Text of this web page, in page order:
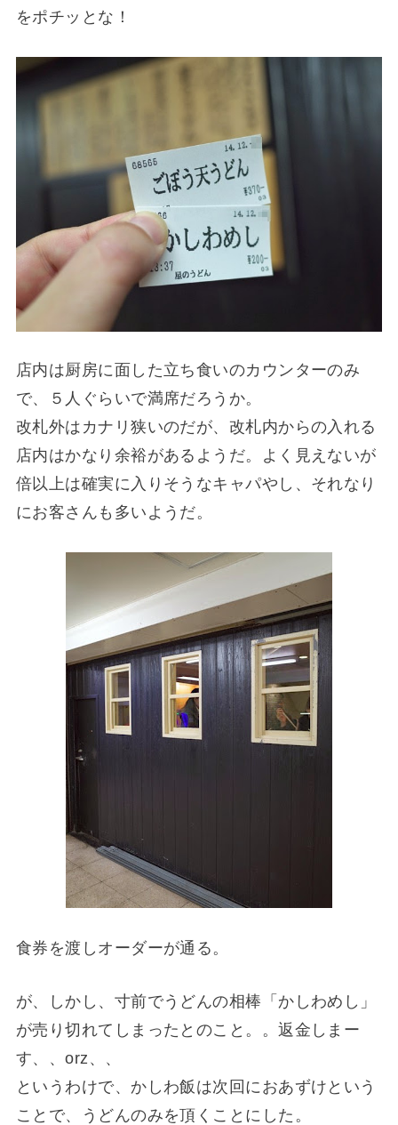
をポチッとな！
店内は厨房に面した立ち食いのカウンターのみ
で、５人ぐらいで満席だろうか。
改札外はカナリ狭いのだが、改札内からの入れる
店内はかなり余裕があるようだ。よく見えないが
倍以上は確実に入りそうなキャパやし、それなり
にお客さんも多いようだ。
食券を渡しオーダーが通る。
が、しかし、寸前でうどんの相棒「かしわめし」
が売り切れてしまったとのこと。。返金しまー
す、、orz、、
というわけで、かしわ飯は次回におあずけという
ことで、うどんのみを頂くことにした。